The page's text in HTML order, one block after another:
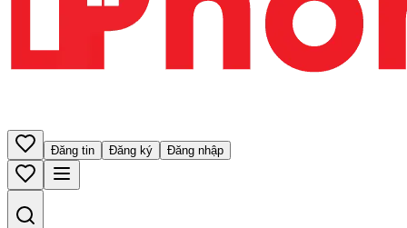
Đăng tin Đăng ký Đăng nhập